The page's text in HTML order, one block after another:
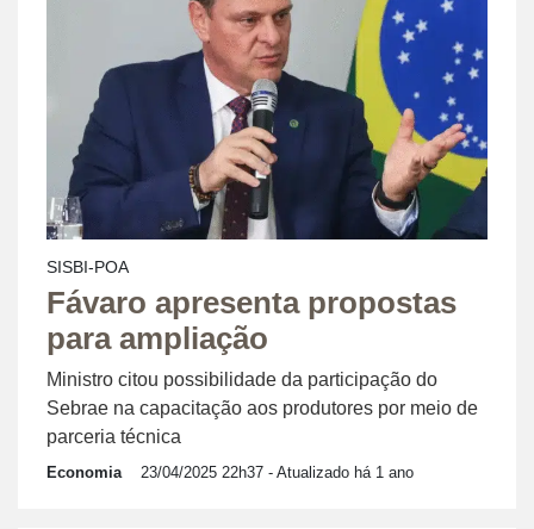
SISBI-POA
Fávaro apresenta propostas
para ampliação
Ministro citou possibilidade da participação do
Sebrae na capacitação aos produtores por meio de
parceria técnica
Economia 23/04/2025 22h37 - Atualizado há 1 ano